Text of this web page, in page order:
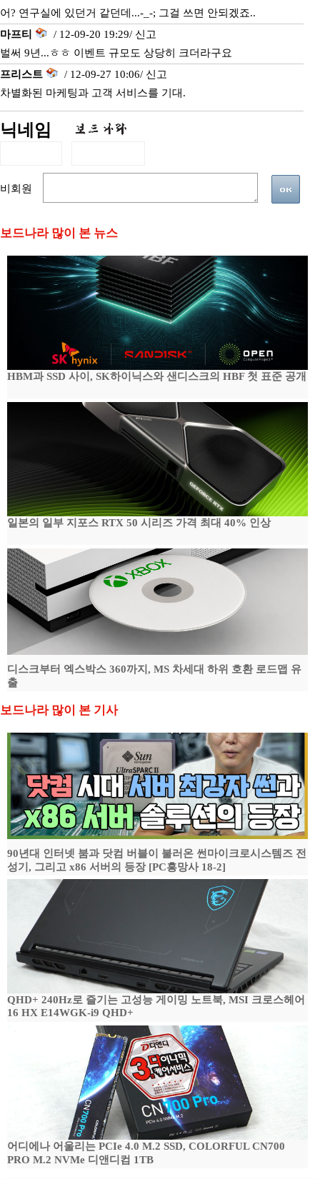
어? 연구실에 있던거 같던데...-_-; 그걸 쓰면 안되겠죠..
마프티
/ 12-09-20 19:29/ 신고
벌써 9년...ㅎㅎ 이벤트 규모도 상당히 크더라구요
프리스트
/ 12-09-27 10:06/ 신고
차별화된 마케팅과 고객 서비스를 기대.
닉네임
비회원
보드나라 많이 본 뉴스
HBM과 SSD 사이, SK하이닉스와 샌디스크의 HBF 첫 표준 공개
일본의 일부 지포스 RTX 50 시리즈 가격 최대 40% 인상
디스크부터 엑스박스 360까지, MS 차세대 하위 호환 로드맵 유
출
보드나라 많이 본 기사
90년대 인터넷 붐과 닷컴 버블이 불러온 썬마이크로시스템즈 전
성기, 그리고 x86 서버의 등장 [PC흥망사 18-2]
QHD+ 240Hz로 즐기는 고성능 게이밍 노트북, MSI 크로스헤어
16 HX E14WGK-i9 QHD+
어디에나 어울리는 PCIe 4.0 M.2 SSD, COLORFUL CN700
PRO M.2 NVMe 디앤디컴 1TB